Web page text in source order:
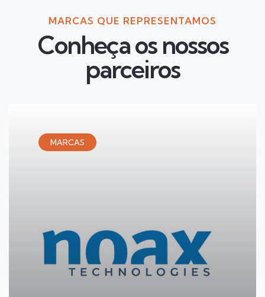
MARCAS QUE REPRESENTAMOS
Conheça os nossos
parceiros
MARCAS